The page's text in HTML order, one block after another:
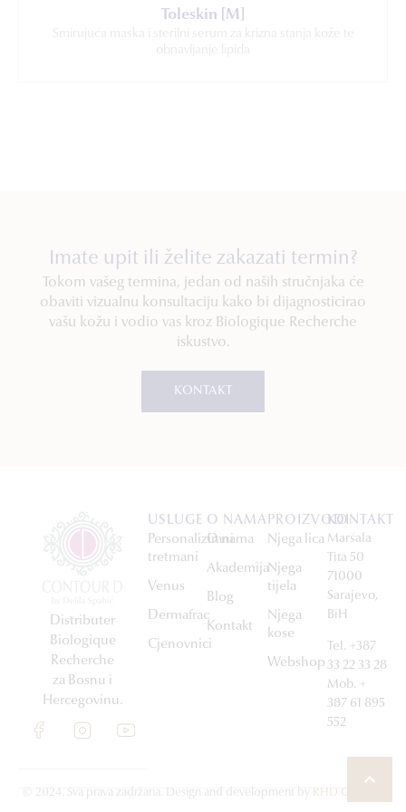
Toleskin [M]
Smirujuća maska i sterilni serum za krizna stanja kože te
obnavljanje lipida
Imate upit ili želite zakazati termin?
Tokom vašeg termina, jedan od naših stručnjaka će
obaviti vizualnu konsultaciju kako bi dijagnosticirao
vašu kožu i vodio vas kroz Biologique Recherche
iskustvo.
KONTAKT
Distributer
Biologique
Recherche
za Bosnu i
Hercegovinu.
USLUGE
Personalizirani
tretmani
Venus
Dermafrac
Cjenovnici
O NAMA
O nama
Akademija
Blog
Kontakt
PROIZVODI
Njega lica
Njega
tijela
Njega
kose
Webshop
KONTAKT
Maršala
Tita 50
71000
Sarajevo,
BiH
Tel. +387
33 22 33 28
Mob. +
387 61 895
552
© 2024. Sva prava zadržana. Design and development by RHD Creative